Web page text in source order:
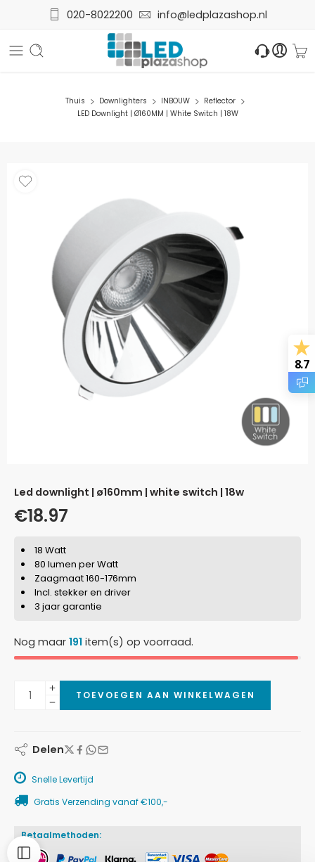
020-8022200 info@ledplazashop.nl
Thuis Downlighters INBOUW
Reflector
LED Downlight | Ø160MM | White Switch | 18W
led downlight | ø160mm | white switch | 18w
€18.97
18 Watt
80 lumen per Watt
Zaagmaat 160-176mm
Incl. stekker en driver
3 jaar garantie
Nog maar 191 item(s) op voorraad.
TOEVOEGEN AAN WINKELWAGEN
Delen
Snelle Levertijd
Gratis Verzending vanaf €100,-
Betaalmethoden:
8.7